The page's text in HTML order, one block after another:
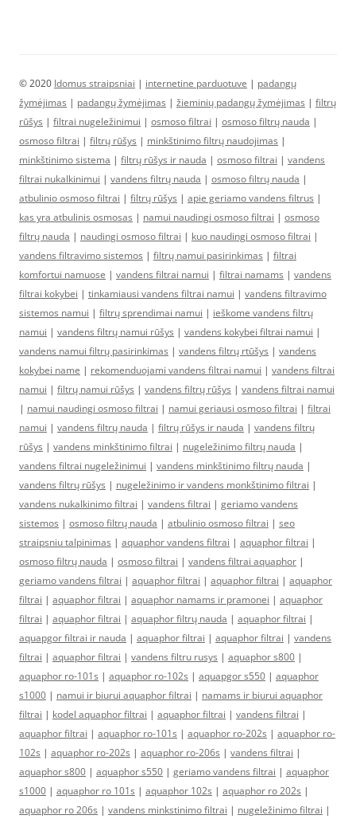
© 2020 Idomus straipsniai | internetine parduotuve | padangų
žymėjimas | padangų žymėjimas | žieminių padangų žymėjimas | filtrų
rūšys | filtrai nugeležinimui | osmoso filtrai | osmoso filtrų nauda |
osmoso filtrai | filtrų rūšys | minkštinimo filtrų naudojimas |
minkštinimo sistema | filtrų rūšys ir nauda | osmoso filtrai | vandens
filtrai nukalkinimui | vandens filtrų nauda | osmoso filtrų nauda |
atbulinio osmoso filtrai | filtrų rūšys | apie geriamo vandens filtrus |
kas yra atbulinis osmosas | namui naudingi osmoso filtrai | osmoso
filtrų nauda | naudingi osmoso filtrai | kuo naudingi osmoso filtrai |
vandens filtravimo sistemos | filtrų namui pasirinkimas | filtrai
komfortui namuose | vandens filtrai namui | filtrai namams | vandens
filtrai kokybei | tinkamiausi vandens filtrai namui | vandens filtravimo
sistemos namui | filtrų sprendimai namui | ieškome vandens filtrų
namui | vandens filtrų namui rūšys | vandens kokybei filtrai namui |
vandens namui filtrų pasirinkimas | vandens filtrų rtūšys | vandens
kokybei name | rekomenduojami vandens filtrai namui | vandens filtrai
namui | filtrų namui rūšys | vandens filtrų rūšys | vandens filtrai namui
| namui naudingi osmoso filtrai | namui geriausi osmoso filtrai | filtrai
namui | vandens filtrų nauda | filtrų rūšys ir nauda | vandens filtrų
rūšys | vandens minkštinimo filtrai | nugeležinimo filtrų nauda |
vandens filtrai nugeležinimui | vandens minkštinimo filtrų nauda |
vandens filtrų rūšys | nugeležinimo ir vandens monkštinimo filtrai |
vandens nukalkinimo filtrai | vandens filtrai | geriamo vandens
sistemos | osmoso filtrų nauda | atbulinio osmoso filtrai | seo
straipsniu talpinimas | aquaphor vandens filtrai | aquaphor filtrai |
osmoso filtrų nauda | osmoso filtrai | vandens filtrai aquaphor |
geriamo vandens filtrai | aquaphor filtrai | aquaphor filtrai | aquaphor
filtrai | aquaphor filtrai | aquaphor namams ir pramonei | aquaphor
filtrai | aquaphor filtrai | aquaphor filtrų nauda | aquaphor filtrai |
aquapgor filtrai ir nauda | aquaphor filtrai | aquaphor filtrai | vandens
filtrai | aquaphor filtrai | vandens filtru rusys | aquaphor s800 |
aquaphor ro-101s | aquaphor ro-102s | aquapgor s550 | aquaphor
s1000 | namui ir biurui aquaphor filtrai | namams ir biurui aquaphor
filtrai | kodel aquaphor filtrai | aquaphor filtrai | vandens filtrai |
aquaphor filtrai | aquaphor ro-101s | aquaphor ro-202s | aquaphor ro-
102s | aquaphor ro-202s | aquaphor ro-206s | vandens filtrai |
aquaphor s800 | aquaphor s550 | geriamo vandens filtrai | aquaphor
s1000 | aquaphor ro 101s | aquaphor 102s | aquaphor ro 202s |
aquaphor ro 206s | vandens minkstinimo filtrai | nugeležinimo filtrai |